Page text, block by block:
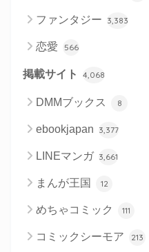
ファンタジー 3,383
恋愛 566
掲載サイト 4,068
DMMブックス 8
ebookjapan 3,377
LINEマンガ 3,661
まんが王国 12
めちゃコミック 111
コミックシーモア 213